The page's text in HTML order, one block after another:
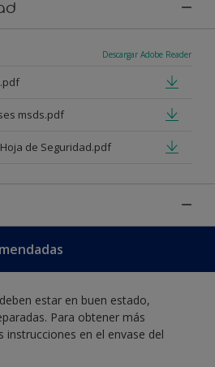
Descargar Adobe Reader
msds.pdf
de Seguridad.pdf
estar en buen estado,
Para obtener más
en el envase del